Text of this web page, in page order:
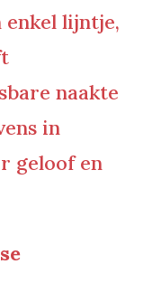
enkel lijntje,
naakte
in
geloof en